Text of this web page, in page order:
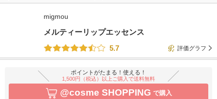
migmou
メルティーリップエッセンス
5.7
評価グラフ
ポイントがたまる！使える！
1,500円（税込）以上ご購入で送料無料
@cosme SHOPPING で購入